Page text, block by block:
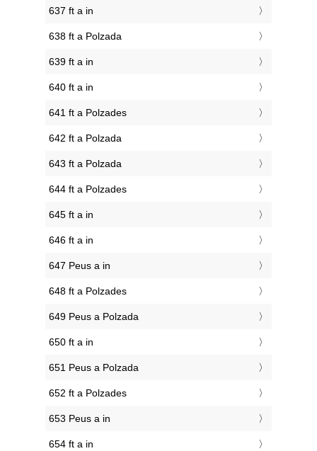
637 ft a in
638 ft a Polzada
639 ft a in
640 ft a in
641 ft a Polzades
642 ft a Polzada
643 ft a Polzada
644 ft a Polzades
645 ft a in
646 ft a in
647 Peus a in
648 ft a Polzades
649 Peus a Polzada
650 ft a in
651 Peus a Polzada
652 ft a Polzades
653 Peus a in
654 ft a in